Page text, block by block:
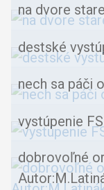
na dvore
destské
nech sa páči
vystúpenie
dobrovoľné